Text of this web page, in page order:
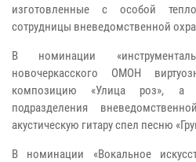
изготовленные с особой
сотрудницы вневедомственной
В номинации
новочеркасского ОМОН
композицию «Улица роз», а
подразделения
акустическую гитару спел песню
В номинации «Вокальное